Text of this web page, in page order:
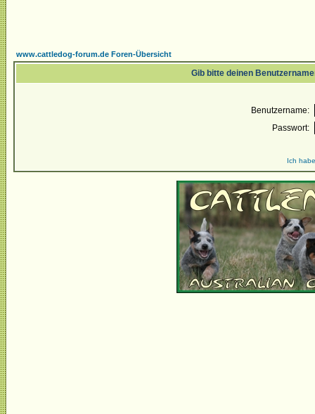
www.cattledog-forum.de Foren-Übersicht
Gib bitte deinen
Benutzername:
Passwort:
Ich